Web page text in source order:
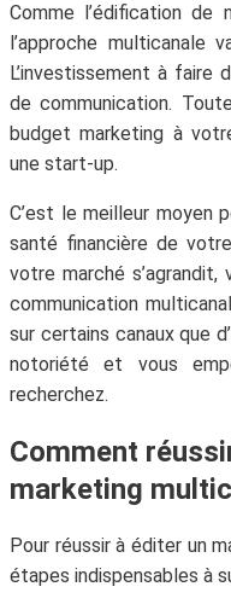
Comme l’édification de
l’approche multicanale
L’investissement à
de communication.
budget marketing à
une start-up.
C’est le meilleur moyen
santé financière de
votre marché
communication
sur certains canaux que
notoriété et vous
recherchez.
Comment
marketing
Pour réussir à éditer un
étapes indispensables à